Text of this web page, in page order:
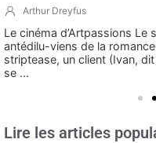
Arthur Dreyfus
Le cinéma d’Artpassions Le
antédilu-viens de la
striptease, un client (Ivan,
se ...
Lire les articles